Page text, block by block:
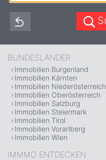
BUNDESLÄNDER
Immobilien Burgenland
Immobilien Kärnten
Immobilien Niederösterreich
Immobilien Oberösterreich
Immobilien Salzburg
Immobilien Steiermark
Immobilien Tirol
Immobilien Vorarlberg
Immobilien Wien
IMMMO ENTDECKEN